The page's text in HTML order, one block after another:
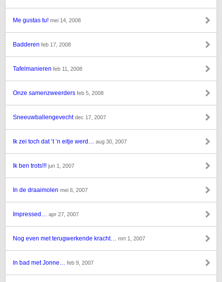
Me gustas tu! mei 14, 2008
Badderen feb 17, 2008
Tafelmanieren feb 11, 2008
Onze samenzweerders feb 5, 2008
Sneeuwballengevechtdec 17, 2007
Ik zei toch dat ’t ’n eitje werd… aug 30, 2007
Ik ben trots!!! jun 1, 2007
In de draaimolen mei 6, 2007
Impressed… apr 27, 2007
Nog even met terugwerkende kracht… mrt 1, 2007
In bad met Jonne… feb 9, 2007